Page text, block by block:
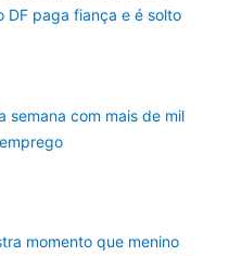
DF paga fiança e é solto
semana com mais de mil
momento que menino